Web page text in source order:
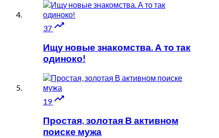
37 
Ищу новые знакомства. А то так
одиноко!
19 
Простая, золотая В активном
поиске мужа